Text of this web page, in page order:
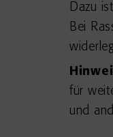
Dazu
Bei
für
und